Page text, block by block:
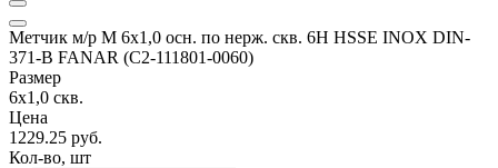
Метчик м/р М 6х1,0 осн. по нерж. скв. 6H HSSE INOX DIN-
371-B FANAR (C2-111801-0060)
Размер
6х1,0 скв.
Цена
1229.25 руб.
Кол-во, шт